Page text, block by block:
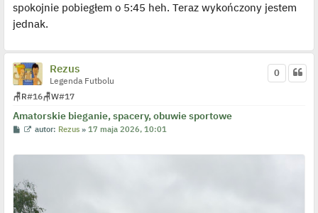
e
d
y
c
y
p
o
s
spokojnie pobiegłem o 5:45 heh. Teraz wykończony jestem
jednak.
Rezus
Legenda Futbolu
🪑R#16🪑W#17
Amatorskie bieganie, spacery, obuwie sportowe
0
P
t
W
w
t
l
p
autor: Rezus »17 maja 2026, 10:01